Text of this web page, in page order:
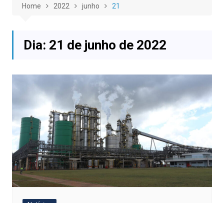
Home 2022 junho 21
Dia: 21 de junho de 2022